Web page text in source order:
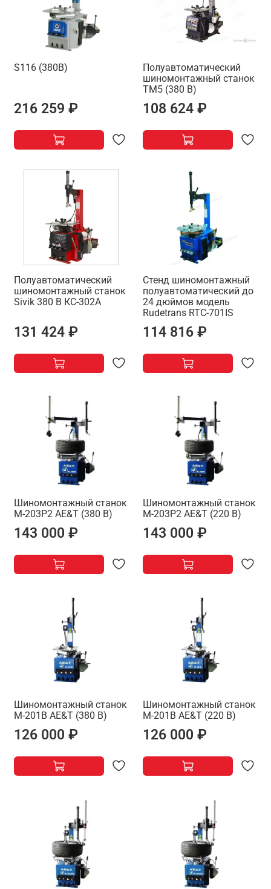
S116 (380В)
216 259 ₽
Полуавтоматический
шиномонтажный станок
TM5 (380 В)
108 624 ₽
Полуавтоматический
шиномонтажный станок
Sivik 380 В КС-302А
131 424 ₽
Стенд шиномонтажный
полуавтоматический до
24 дюймов модель
Rudetrans RTC-701IS
114 816 ₽
Шиномонтажный станок
М-203Р2 AE&T (380 В)
143 000 ₽
Шиномонтажный станок
М-203Р2 AE&T (220 В)
143 000 ₽
Шиномонтажный станок
M-201B AE&T (380 В)
126 000 ₽
Шиномонтажный станок
M-201B AE&T (220 В)
126 000 ₽